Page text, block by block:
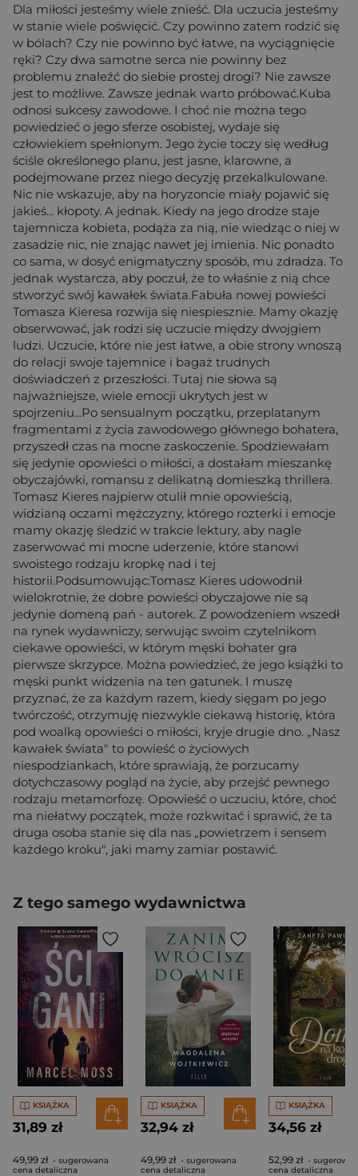
Dla miłości jesteśmy wiele znieść. Dla uczucia jesteśmy
w stanie wiele poświęcić. Czy powinno zatem rodzić się
w bólach? Czy nie powinno być łatwe, na wyciągnięcie
ręki? Czy dwa samotne serca nie powinny bez
problemu znaleźć do siebie prostej drogi? Nie zawsze
jest to możliwe. Zawsze jednak warto próbować.Kuba
odnosi sukcesy zawodowe. I choć nie można tego
powiedzieć o jego sferze osobistej, wydaje się
człowiekiem spełnionym. Jego życie toczy się według
ściśle określonego planu, jest jasne, klarowne, a
podejmowane przez niego decyzję przekalkulowane.
Nic nie wskazuje, aby na horyzoncie miały pojawić się
jakieś... kłopoty. A jednak. Kiedy na jego drodze staje
tajemnicza kobieta, podąża za nią, nie wiedząc o niej w
zasadzie nic, nie znając nawet jej imienia. Nic ponadto
co sama, w dosyć enigmatyczny sposób, mu zdradza. To
jednak wystarcza, aby poczuł, że to właśnie z nią chce
stworzyć swój kawałek świata.Fabuła nowej powieści
Tomasza Kieresa rozwija się niespiesznie. Mamy okazję
obserwować, jak rodzi się uczucie między dwojgiem
ludzi. Uczucie, które nie jest łatwe, a obie strony wnoszą
do relacji swoje tajemnice i bagaż trudnych
doświadczeń z przeszłości. Tutaj nie słowa są
najważniejsze, wiele emocji ukrytych jest w
spojrzeniu...Po sensualnym początku, przeplatanym
fragmentami z życia zawodowego głównego bohatera,
przyszedł czas na mocne zaskoczenie. Spodziewałam
się jedynie opowieści o miłości, a dostałam mieszankę
obyczajówki, romansu z delikatną domieszką thrillera.
Tomasz Kieres najpierw otulił mnie opowieścią,
widzianą oczami mężczyzny, którego rozterki i emocje
mamy okazję śledzić w trakcie lektury, aby nagle
zaserwować mi mocne uderzenie, które stanowi
swoistego rodzaju kropkę nad i tej
historii.Podsumowując:Tomasz Kieres udowodnił
wielokrotnie, że dobre powieści obyczajowe nie są
jedynie domeną pań - autorek. Z powodzeniem wszedł
na rynek wydawniczy, serwując swoim czytelnikom
ciekawe opowieści, w którym męski bohater gra
pierwsze skrzypce. Można powiedzieć, że jego książki to
męski punkt widzenia na ten gatunek. I muszę
przyznać, że za każdym razem, kiedy sięgam po jego
twórczość, otrzymuję niezwykle ciekawą historię, która
pod woalką opowieści o miłości, kryje drugie dno. „Nasz
kawałek świata" to powieść o życiowych
niespodziankach, które sprawiają, że porzucamy
dotychczasowy pogląd na życie, aby przejść pewnego
rodzaju metamorfozę. Opowieść o uczuciu, które, choć
ma niełatwy początek, może rozkwitać i sprawić, że ta
druga osoba stanie się dla nas „powietrzem i sensem
każdego kroku", jaki mamy zamiar postawić.
Z tego samego wydawnictwa
KSIĄŻKA
31,89 zł
49,99 zł - sugerowana
cena detaliczna
KSIĄŻKA
32,94 zł
49,99 zł - sugerowana
cena detaliczna
KSIĄŻKA
34,56 zł
52,99 zł -
cena detaliczna